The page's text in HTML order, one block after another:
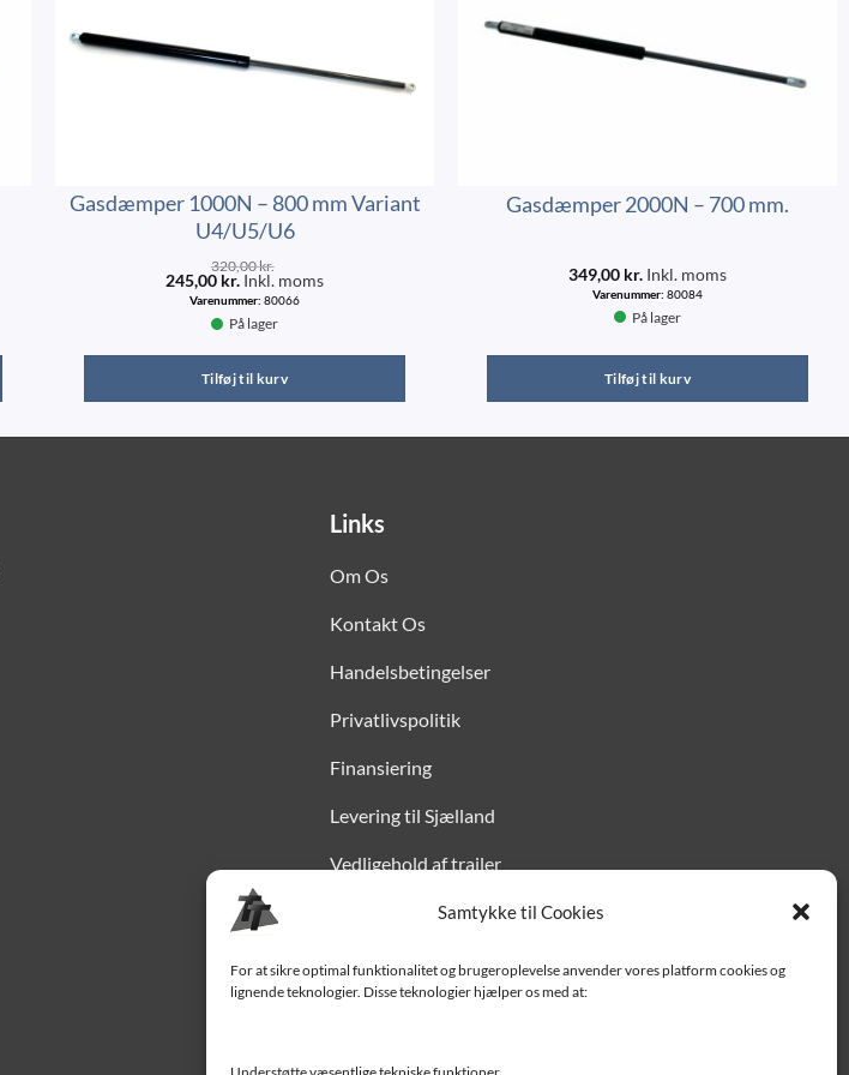
Samtykke til Cookies
For at sikre optimal funktionalitet og brugeroplevelse anvender vores platform cookies og
lignende teknologier. Disse teknologier hjælper os med at:
Gasdæmper 1000N – 800 mm Variant
U4/U5/U6
320,00kr.
245,00 kr. Inkl. moms
Varenummer: 80066
På lager
Tilføj til kurv
Gasdæmper 2000N – 700 mm.
349,00 kr. Inkl. moms
Varenummer: 80084
På lager
Tilføj til kurv
Links
Om Os
Kontakt Os
Handelsbetingelser
Privatlivspolitik
Finansiering
Levering til Sjælland
Vedligehold af trailer
Trailer-hjælp og FAQ
Værksted
Job/ledige stillinger